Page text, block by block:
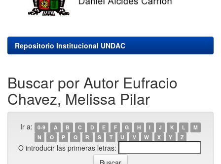
Repositorio Institucional UNDAC
Buscar por Autor Eufracio
Chavez, Melissa Pilar
Ir a: 0-9 A B C D E F G H I J K L
M
N
O P Q R S T U V W X Y Z
O introducir las primeras letras: